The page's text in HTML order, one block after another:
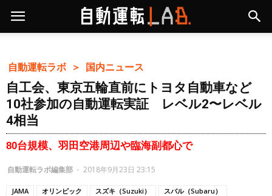
自動運転ラボ ＞ 国内ニュース
自工会、東京五輪直前にトヨタ自動車など
10社参加の自動運転実証 レベル2〜レベル
4相当
80台規模、羽田空港周辺や臨海副都心で
自動運転ラボ編集部 - 2018年9月23日 23:15
JAMA オリンピック スズキ（Suzuki）
スバル（Subaru）